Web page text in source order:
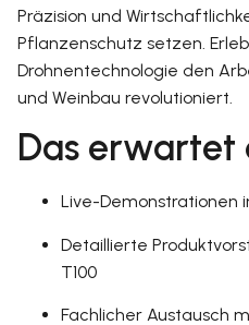
Präzision und
Pflanzenschutz setzen.
Drohnentechnologie den
und Weinbau revolutioniert.
Das erwartet
Live-Demonstrationen
Detaillierte
T100
Fachlicher Austausch